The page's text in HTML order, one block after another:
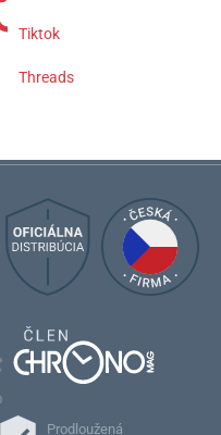
Tiktok
Threads
Prodloužená